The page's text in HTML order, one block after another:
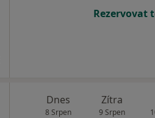
Rezervovat
Dnes
8 Srpen
Zítra
9 Srpen